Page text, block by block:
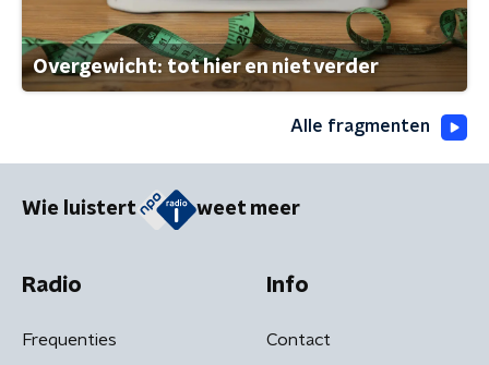
Overgewicht: tot hier en niet verder
Alle fragmenten
Wie luistert weet meer
Radio
Frequenties
Info
Contact